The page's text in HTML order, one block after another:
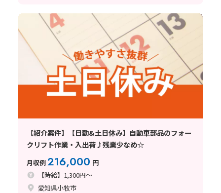
【紹介案件】【日勤&土日休み】自動車部品のフォー
クリフト作業・入出荷♪残業少なめ☆
月収例216,000 円
【時給】1,300円～
愛知県小牧市